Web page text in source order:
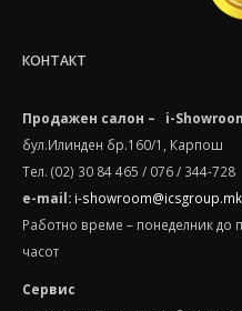
КОНТАКТ
Продажен салон – i-
бул.Илинден бр.160/1, Карпош
Тел. (02) 30 84 465 / 076 / 344-728
e-mail: i-showroom@icsgroup.mk
Работно време – понеделник до
часот
Сервис